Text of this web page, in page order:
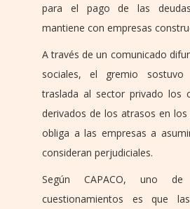
para el pago de las
mantiene con empresas
A través de un comunicado
sociales, el gremio
traslada al sector privado los
derivados de los atrasos en
obliga a las empresas a
consideran perjudiciales.
Según CAPACO, uno de
cuestionamientos es que